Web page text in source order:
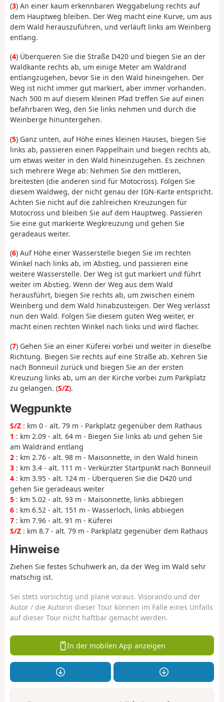
(3) An einer kaum erkennbaren Weggabelung rechts auf
dem Hauptweg bleiben. Der Weg macht eine Kurve, um aus
dem Wald herauszuführen, und verläuft links am Weinberg
entlang.
(4) Überqueren Sie die Straße D420 und biegen Sie an der
Waldkante rechts ab, um einige Meter am Waldrand
entlangzugehen, bevor Sie in den Wald hineingehen. Der
Weg ist nicht immer gut markiert, aber immer vorhanden.
Nach 500 m auf diesem kleinen Pfad treffen Sie auf einen
befahrbaren Weg, den Sie links nehmen und durch die
Weinberge hinuntergehen.
(5) Ganz unten, auf Höhe eines kleinen Hauses, biegen Sie
links ab, passieren einen Pappelhain und biegen rechts ab,
um etwas weiter in den Wald hineinzugehen. Es zeichnen
sich mehrere Wege ab: Nehmen Sie den mittleren,
breitesten (die anderen sind für Motocross). Folgen Sie
diesem Waldweg, der nicht genau der IGN-Karte entspricht.
Achten Sie nicht auf die zahlreichen Kreuzungen für
Motocross und bleiben Sie auf dem Hauptweg. Passieren
Sie eine gut markierte Wegkreuzung und gehen Sie
geradeaus weiter.
(6) Auf Höhe einer Wasserstelle biegen Sie im rechten
Winkel nach links ab, im Abstieg, und passieren eine
weitere Wasserstelle. Der Weg ist gut markiert und führt
weiter im Abstieg. Wenn der Weg aus dem Wald
herausführt, biegen Sie rechts ab, um zwischen einem
Weinberg und dem Wald hinabzusteigen. Der Weg verlässt
nun den Wald. Folgen Sie diesem guten Weg weiter, er
macht einen rechten Winkel nach links und wird flacher.
(7) Gehen Sie an einer Küferei vorbei und weiter in dieselbe
Richtung. Biegen Sie rechts auf eine Straße ab. Kehren Sie
nach Bonneuil zurück und biegen Sie an der ersten
Kreuzung links ab, um an der Kirche vorbei zum Parkplatz
zu gelangen. (S/Z).
Wegpunkte
S/Z : km 0 - alt. 79 m - Parkplatz gegenüber dem Rathaus
1 : km 2.09 - alt. 64 m - Biegen Sie links ab und gehen Sie
am Waldrand entlang
2 : km 2.76 - alt. 98 m - Maisonnette, in den Wald hinein
3 : km 3.4 - alt. 111 m - Verkürzter Startpunkt nach Bonneuil
4 : km 3.95 - alt. 124 m - Überqueren Sie die D420 und
gehen Sie geradeaus weiter
5 : km 5.02 - alt. 93 m - Maisonnette, links abbiegen
6 : km 6.52 - alt. 151 m - Wasserloch, links abbiegen
7 : km 7.96 - alt. 91 m - Küferei
S/Z : km 8.7 - alt. 79 m - Parkplatz gegenüber dem Rathaus
Hinweise
Ziehen Sie festes Schuhwerk an, da der Weg im Wald sehr
matschig ist.
Sei stets vorsichtig und plane voraus. Visorando und der
Autor / die Autorin dieser Tour können im Falle eines Unfalls
auf dieser Tour nicht haftbar gemacht werden.
In der mobilen App anzeigen